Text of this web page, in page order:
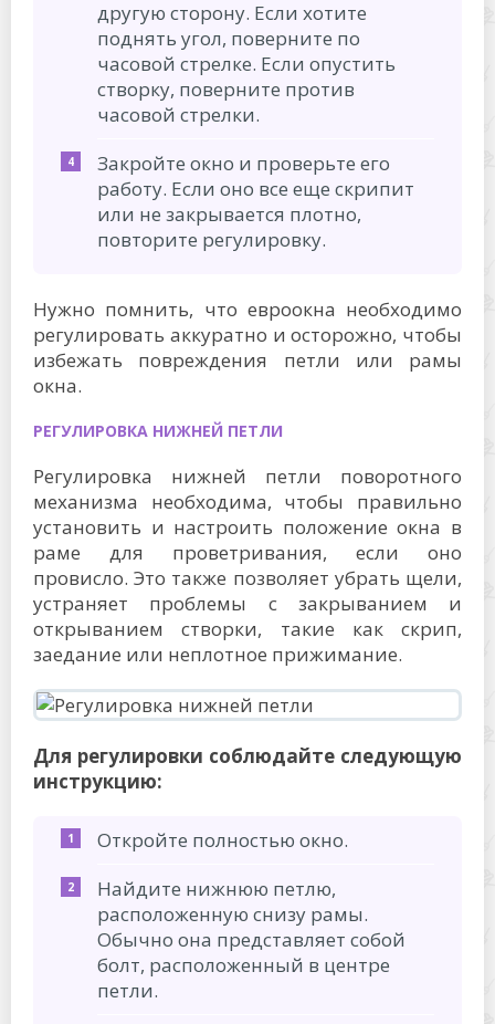
другую сторону. Если хотите
поднять угол, поверните по
часовой стрелке. Если опустить
створку, поверните против
часовой стрелки.
Закройте окно и проверьте его
работу. Если оно все еще скрипит
или не закрывается плотно,
повторите регулировку.
Нужно помнить, что евроокна необходимо
регулировать аккуратно и осторожно, чтобы
избежать повреждения петли или рамы
окна.
РЕГУЛИРОВКА НИЖНЕЙ ПЕТЛИ
Регулировка нижней петли поворотного
механизма необходима, чтобы правильно
установить и настроить положение окна в
раме для проветривания, если оно
провисло. Это также позволяет убрать щели,
устраняет проблемы с закрыванием и
открыванием створки, такие как скрип,
заедание или неплотное прижимание.
Для регулировки соблюдайте следующую
инструкцию:
Откройте полностью окно.
Найдите нижнюю петлю,
расположенную снизу рамы.
Обычно она представляет собой
болт, расположенный в центре
петли.